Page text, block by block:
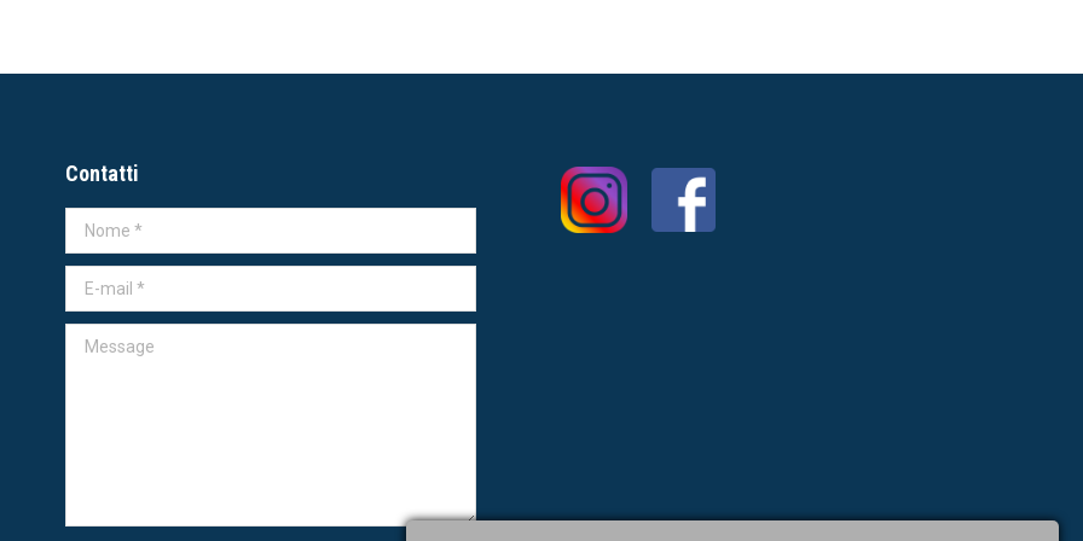
Contatti
Nome *
E-mail *
Message